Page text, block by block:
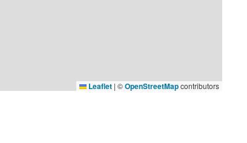
Leaflet | ©OpenStreetMapcontributors